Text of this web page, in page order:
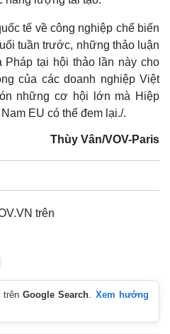
tế về công nghiệp chế biến
tuần trước, những thảo luận
tại hội thảo lần này cho
của các doanh nghiệp Việt
những cơ hội lớn mà Hiệp
EU có thể đem lại./.
Thùy Vân/VOV-Paris
trên
trênGoogle Search. Xem hướng